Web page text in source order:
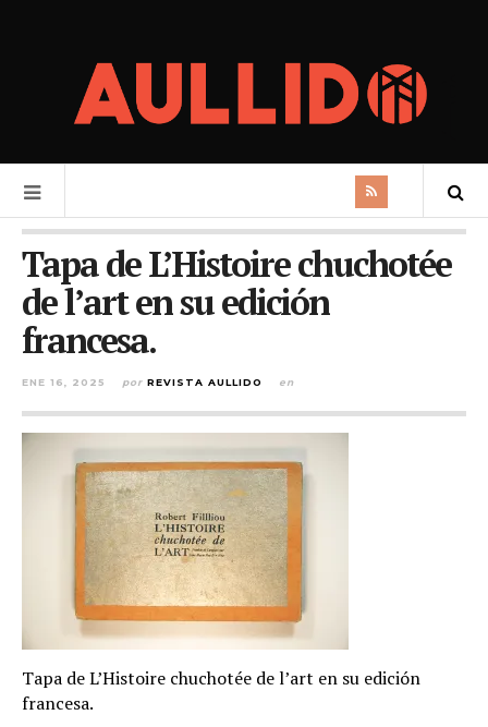
Tapa de L’Histoire chuchotée
de l’art en su edición
francesa.
ENE 16, 2025 por REVISTA AULLIDO en
Tapa de L’Histoire chuchotée de l’art en su edición
francesa.